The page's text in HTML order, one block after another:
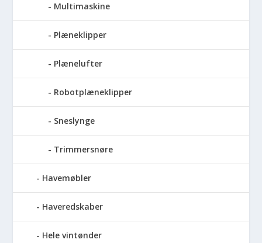
Multimaskine
Plæneklipper
Plænelufter
Robotplæneklipper
Sneslynge
Trimmersnøre
Havemøbler
Haveredskaber
Hele vintønder